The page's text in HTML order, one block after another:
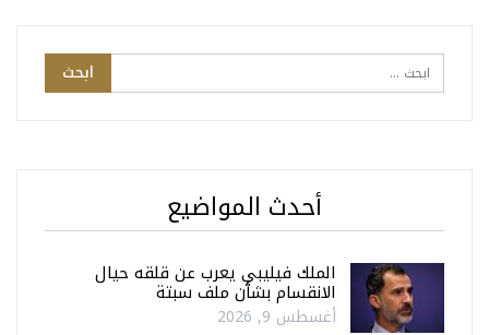
أحدث المواضيع
الملك فيليبي يعرب عن قلقه حيال
الانقسام بشأن ملف سبتة
أغسطس 9, 2026